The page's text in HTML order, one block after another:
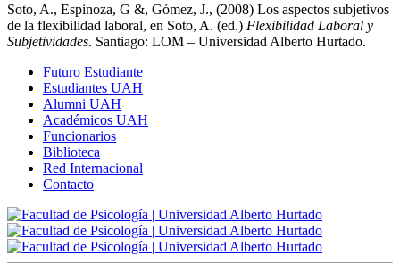
Soto, A., Espinoza, G &, Gómez, J., (2008) Los aspectos subjetivos
de la flexibilidad laboral, en Soto, A. (ed.) Flexibilidad Laboral y
Subjetividades. Santiago: LOM – Universidad Alberto Hurtado.
Futuro Estudiante
Estudiantes UAH
Alumni UAH
Académicos UAH
Funcionarios
Biblioteca
Red Internacional
Contacto